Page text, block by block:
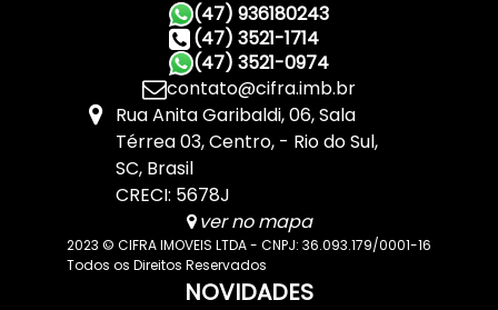
(47) 936180243
(47) 3521-1714
(47) 3521-0974
contato@cifra.imb.br
Rua Anita Garibaldi,06,Sala
Térrea 03,Centro, Rio do Sul,
SC, Brasil
CRECI: 5678J
ver no mapa
2023 © CIFRA IMOVEIS LTDA - CNPJ: 36.093.179/0001-16
Todos os Direitos Reservados
NOVIDADES